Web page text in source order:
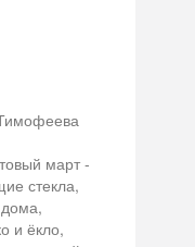
март -
стекла,
дома,
и ёкло,